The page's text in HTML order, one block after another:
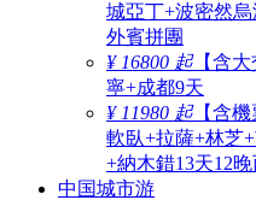
城亞丁+波密然
外賓拼團
¥ 16800 起【含
寧+成都9天
¥ 11980 起【含機
軟臥+拉薩+林芝
+納木錯13天12
中国城市游